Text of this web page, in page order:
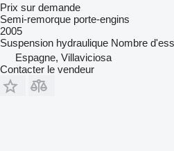
Prix sur demande
Semi-remorque porte-engins
2005
Suspension hydraulique Nombre
Espagne, Villaviciosa
Contacter le vendeur